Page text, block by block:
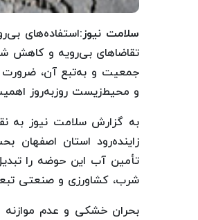
سلامت نیوز:استفاده‌های
تقاضاهای بی‌رویه و کاهش
جمعیت و به‌تبع آن،
و محیط‌زیست روزبه‌روز
به گزارش سلامت نیوز به
زاینده‌رود استان اصفهان
تأمین آب این حوضه را
شرب، کشاورزی و صنعتی
بحران خشکی و عدم موازنه